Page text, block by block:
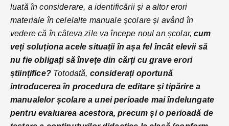
luată în considerare, a identificării și a altor erori
materiale în celelalte manuale școlare și având în
vedere că în câteva zile va începe noul an școlar,cum
veți soluționa acele situații în așa fel încât elevii să
nu fie obligați să învețe din cărți cu grave erori
științifice?Totodată, considerați oportună
introducerea în procedura de editare și tipărire a
manualelor școlare a unei perioade mai îndelungate
pentru evaluarea acestora, precum și o perioadă de